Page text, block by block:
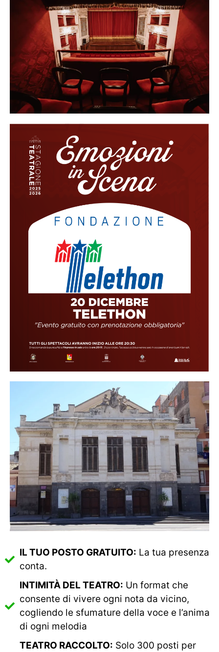
IL TUO POSTO GRATUITO: La tua presenza
conta.
INTIMITÀ DEL TEATRO: Un format che
consente di vivere ogni nota da vicino,
cogliendo le sfumature della voce e l’anima
di ogni melodia
TEATRO RACCOLTO: Solo 300 posti per